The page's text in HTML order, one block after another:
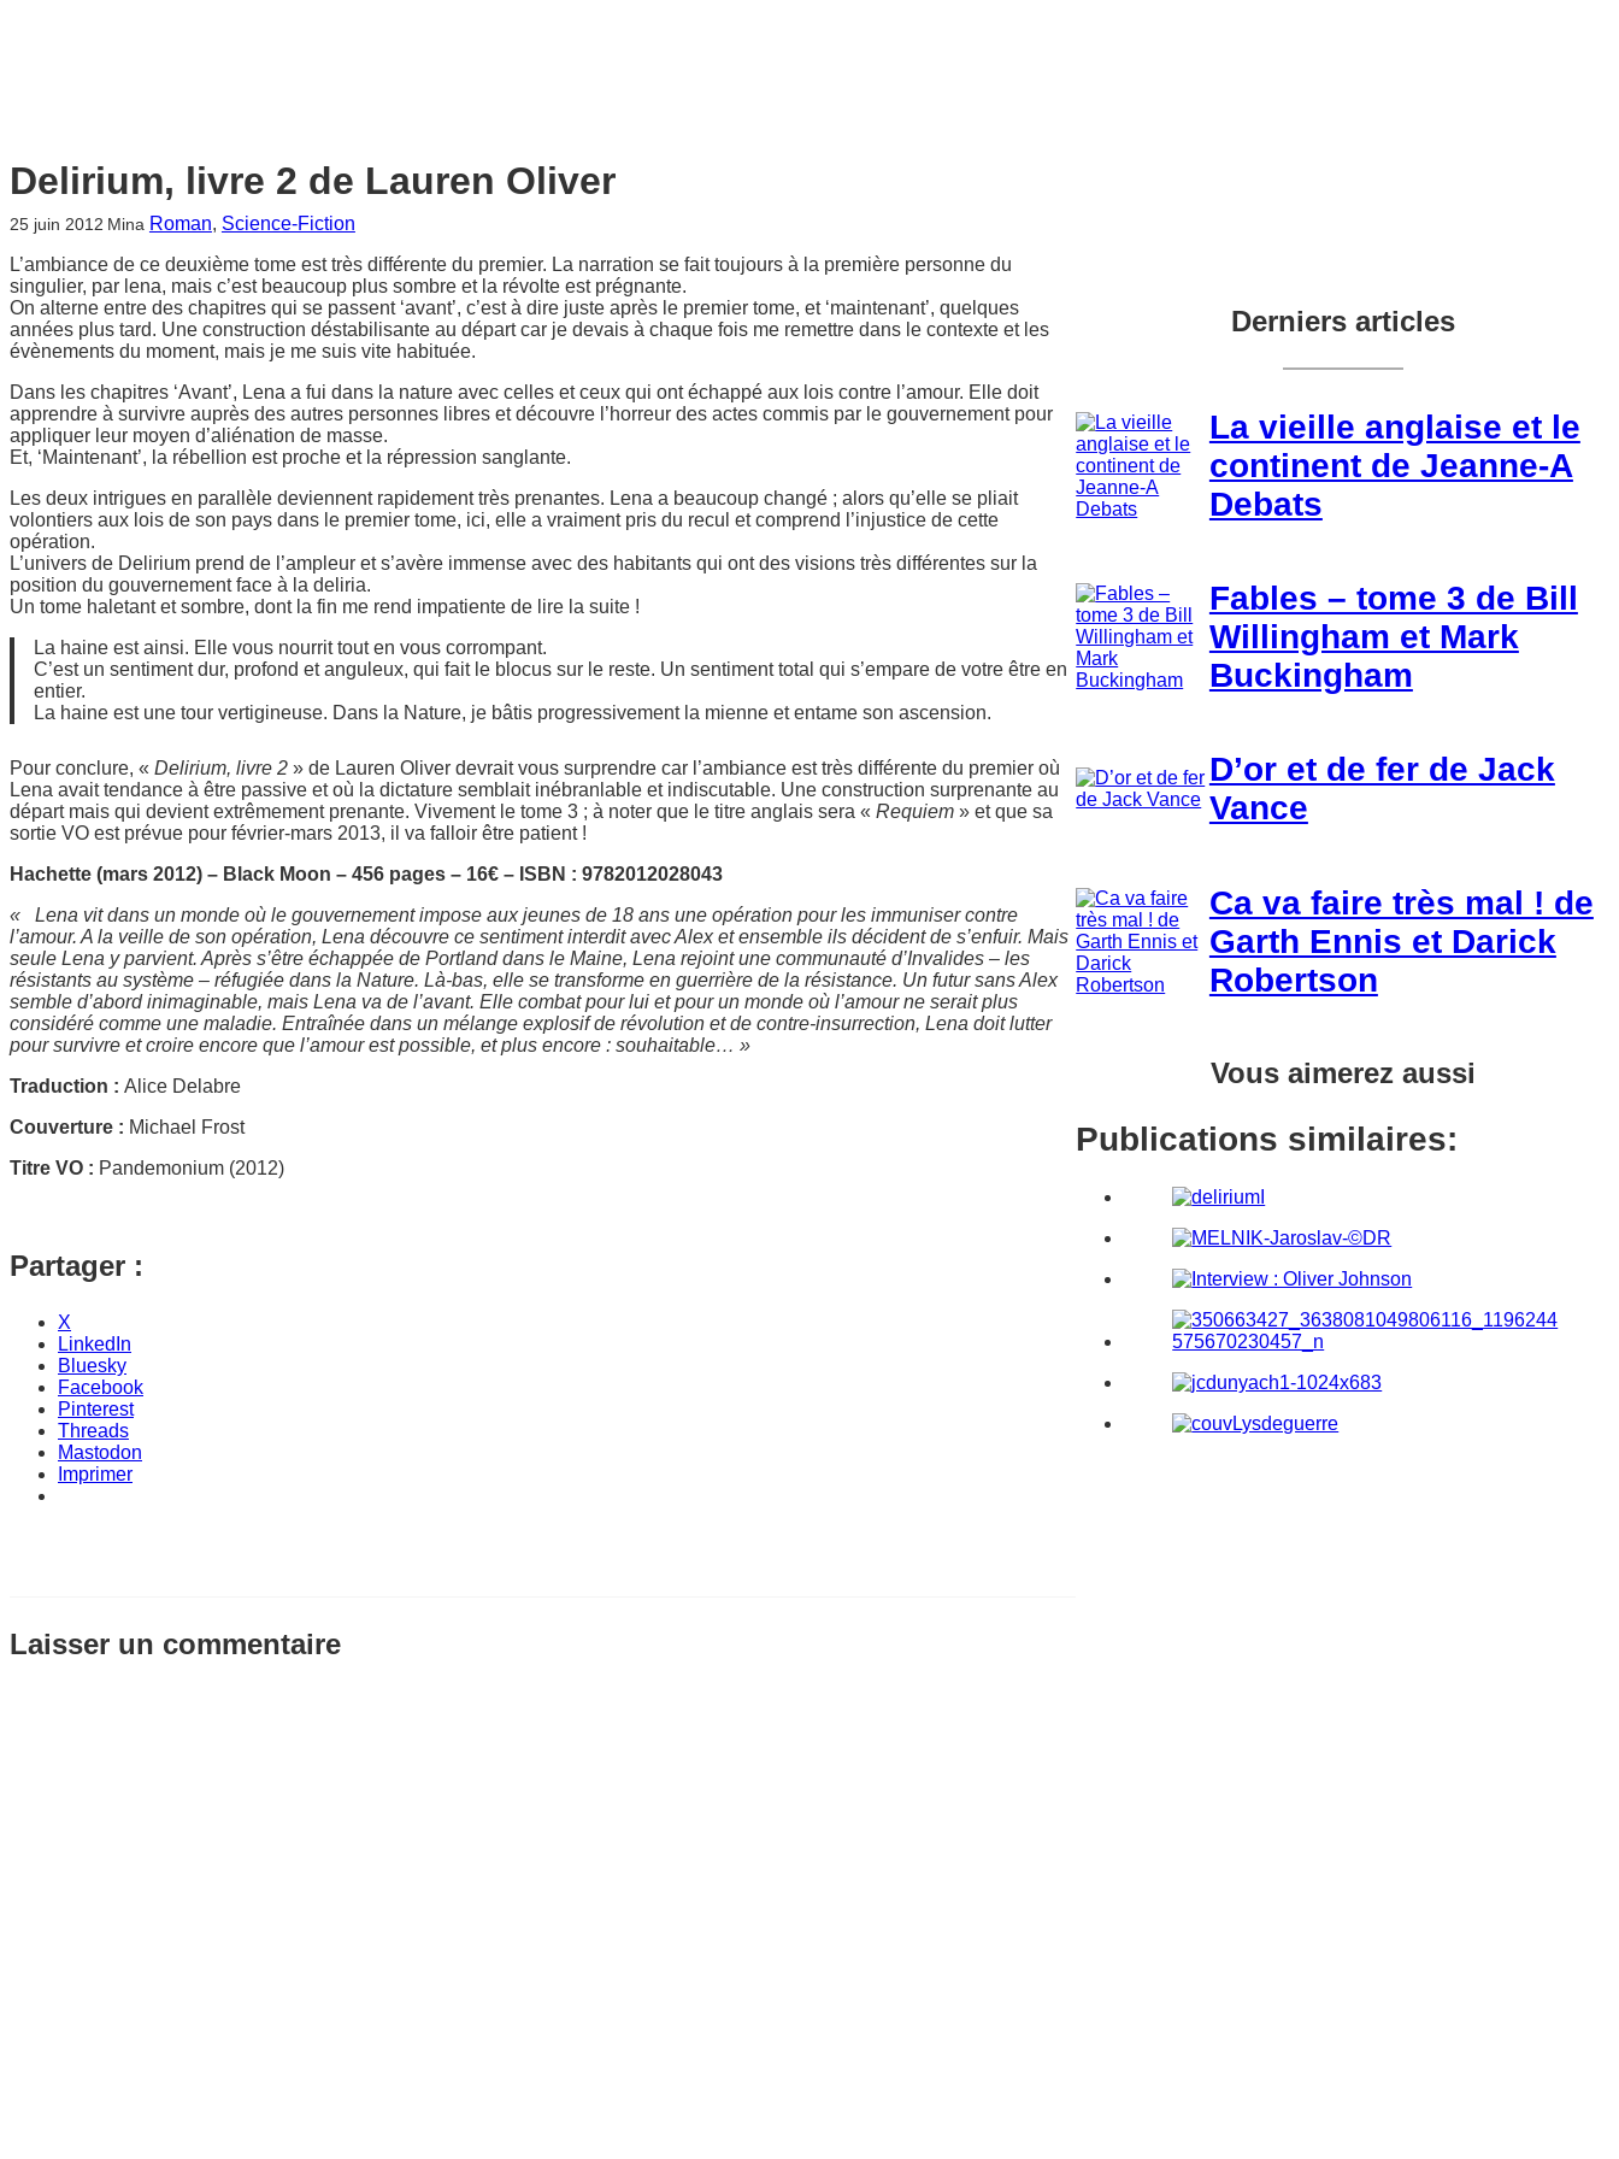
Delirium, livre 2 de Lauren Oliver
25 juin 2012 Mina Roman, Science-Fiction
L’ambiance de ce deuxième tome est très différente du premier. La narration se fait toujours à la première personne du
singulier, par lena, mais c’est beaucoup plus sombre et la révolte est prégnante.
On alterne entre des chapitres qui se passent ‘avant’, c’est à dire juste après le premier tome, et ‘maintenant’, quelques
années plus tard. Une construction déstabilisante au départ car je devais à chaque fois me remettre dans le contexte et les
évènements du moment, mais je me suis vite habituée.
Dans les chapitres ‘Avant’, Lena a fui dans la nature avec celles et ceux qui ont échappé aux lois contre l’amour. Elle doit
apprendre à survivre auprès des autres personnes libres et découvre l’horreur des actes commis par le gouvernement pour
appliquer leur moyen d’aliénation de masse.
Et, ‘Maintenant’, la rébellion est proche et la répression sanglante.
Les deux intrigues en parallèle deviennent rapidement très prenantes. Lena a beaucoup changé ; alors qu’elle se pliait
volontiers aux lois de son pays dans le premier tome, ici, elle a vraiment pris du recul et comprend l’injustice de cette
opération.
L’univers de Delirium prend de l’ampleur et s’avère immense avec des habitants qui ont des visions très différentes sur la
position du gouvernement face à la deliria.
Un tome haletant et sombre, dont la fin me rend impatiente de lire la suite !
La haine est ainsi. Elle vous nourrit tout en vous corrompant.
C’est un sentiment dur, profond et anguleux, qui fait le blocus sur le reste. Un sentiment total qui s’empare de votre être en
entier.
La haine est une tour vertigineuse. Dans la Nature, je bâtis progressivement la mienne et entame son ascension.
Pour conclure, « Delirium, livre 2 » de Lauren Oliver devrait vous surprendre car l’ambiance est très différente du premier où
Lena avait tendance à être passive et où la dictature semblait inébranlable et indiscutable. Une construction surprenante au
départ mais qui devient extrêmement prenante. Vivement le tome 3 ; à noter que le titre anglais sera « Requiem » et que sa
sortie VO est prévue pour février-mars 2013, il va falloir être patient !
Hachette (mars 2012) – Black Moon – 456 pages – 16€ – ISBN : 9782012028043
«
Lena vit dans un monde où le gouvernement impose aux jeunes de 18 ans une opération pour les immuniser contre
l’amour. A la veille de son opération, Lena découvre ce sentiment interdit avec Alex et ensemble ils décident de s’enfuir. Mais
seule Lena y parvient. Après s’être échappée de Portland dans le Maine, Lena rejoint une communauté d’Invalides – les
résistants au système – réfugiée dans la Nature. Là-bas, elle se transforme en guerrière de la résistance. Un futur sans Alex
semble d’abord inimaginable, mais Lena va de l’avant. Elle combat pour lui et pour un monde où l’amour ne serait plus
considéré comme une maladie. Entraînée dans un mélange explosif de révolution et de contre-insurrection, Lena doit lutter
pour survivre et croire encore que l’amour est possible, et plus encore : souhaitable… »
Traduction : Alice Delabre
Couverture : Michael Frost
Titre VO : Pandemonium (2012)
Partager :
X
LinkedIn
Bluesky
Facebook
Pinterest
Threads
Mastodon
Imprimer
Laisser un commentaire
Derniers articles
La vieille anglaise et le
continent de Jeanne-A
Debats
Fables – tome 3 de Bill
Willingham et Mark
Buckingham
D’or et de fer de Jack
Vance
Ca va faire très mal ! de
Garth Ennis et Darick
Robertson
Vous aimerez aussi
Publications similaires: